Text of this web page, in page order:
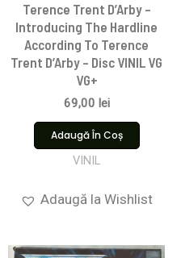
Terence Trent D’Arby –
Introducing The Hardline
According To Terence
Trent D’Arby – Disc VINIL VG
VG+
69,00 lei
Adaugă În Coș
VINIL
Adaugă la Wishlist